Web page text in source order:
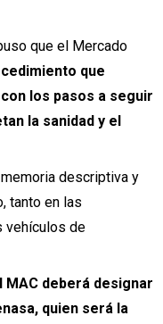
que el Mercado
que
los pasos a seguir
la sanidad y el
descriptiva y
tanto en las
vehículos de
MAC deberá designar
quien será la